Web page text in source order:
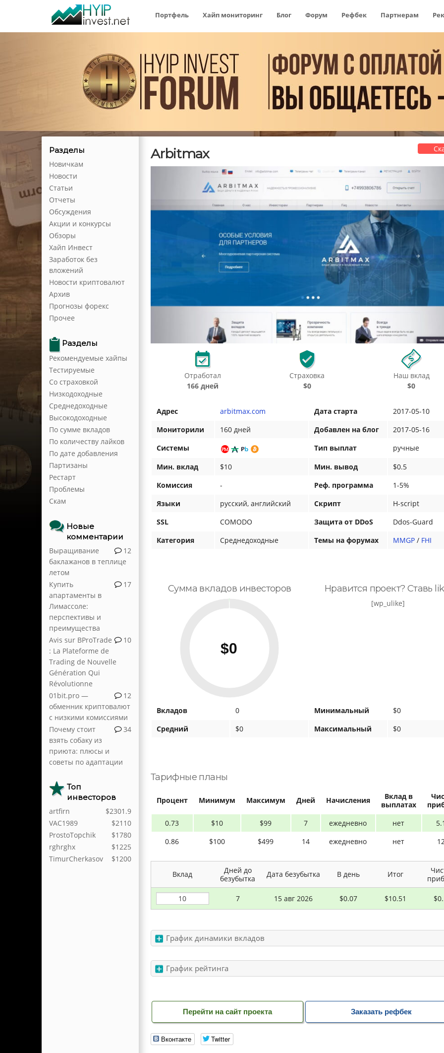
Портфель Хайп мониторинг Блог Форум Рефбек Партнерам
Разделы
Новичкам
Новости
Статьи
Отчеты
Обсуждения
Акции и конкурсы
Обзоры
Хайп Инвест
Заработок без
вложений
Новости криптовалют
Архив
Прогнозы форекс
Прочее
Разделы
Рекомендуемые хайпы
Тестируемые
Со страховкой
Низкодоходные
Среднедоходные
Высокодоходные
По сумме вкладов
По количеству лайков
По дате добавления
Партизаны
Рестарт
Проблемы
Скам
Новые
комментарии
12
Выращивание
баклажанов в теплице
летом
17
Купить
апартаменты в
Лимассоле:
перспективы и
преимущества
10
Avis sur BProTrade
: La Plateforme de
Trading de Nouvelle
Génération Qui
Révolutionne
12
01bit.pro —
обменник криптовалют
с низкими комиссиями
34
Почему стоит
взять собаку из
приюта: плюсы и
советы по адаптации
Топ
инвесторов
$2301.9
artfirn
$2110
VAC1989
$1780
ProstoTopchik
$1225
rghrghx
$1200
TimurCherkasov
Arbitmax
Отработал
166 дней
Страховка
$0
Наш вклад
$0
Адрес arbitmax.com Дата старта
2017-05-10
Мониторили
160 дней Добавлен на блог
2017-05-16
Системы
Тип выплат
ручные
Мин. вклад
$10 Мин. вывод
$0.5
Комиссия
- Реф. программа
1-5%
Языки
русский, английский Скрипт
H-script
SSL
COMODO Защита от DDoS
Ddos-Guard
Категория
Среднедоходные Темы на форумах MMGP/ FHI
Сумма вкладов инвесторов Нравится проект? Ставь
[wp_ulike]
Вкладов 0 Минимальный
$0
Средний
$0 Максимальный $0
Тарифные планы
Процент Минимум Максимум Дней Начисления
Вклад в
выплатах
0.73
$10 $99 7 ежедневно нет
0.86
$100 $499 14 ежедневно нет
Вклад
Дней до
безубытка
Дата безубытка В день Итог
7 15 авг 2026 $0.07 $10.51
График динамики вкладов
График рейтинга
Перейти на сайт проекта Заказать рефбек
Вконтакте Twitter